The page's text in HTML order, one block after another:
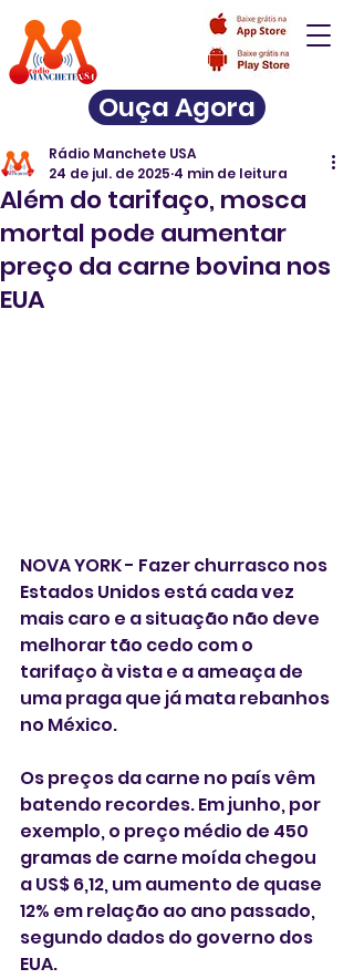
Ouça Agora
Além do tarifaço, mosca
mortal pode aumentar
preço da carne bovina nos
EUA
Rádio Manchete USA
24 de jul. de 2025 4 min de leitura
NOVA YORK - Fazer churrasco nos
Estados Unidos está cada vez
mais caro e a situação não deve
melhorar tão cedo com o
tarifaço à vista e a ameaça de
uma praga que já mata rebanhos
no México.
Os preços da carne no país vêm
batendo recordes. Em junho, por
exemplo, o preço médio de 450
gramas de carne moída chegou
a US$ 6,12, um aumento de quase
12% em relação ao ano passado,
segundo dados do governo dos
EUA.